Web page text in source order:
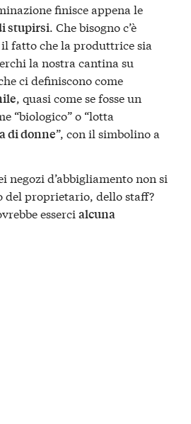
finisce appena le
stupirsi. Che bisogno c’è
fatto che la produttrice sia
la nostra cantina su
ci definiscono come
, quasi come se fosse un
“biologico” o “lotta
di donne”, con il simbolino a
negozi d’abbigliamento non si
del proprietario, dello staff?
essercialcuna